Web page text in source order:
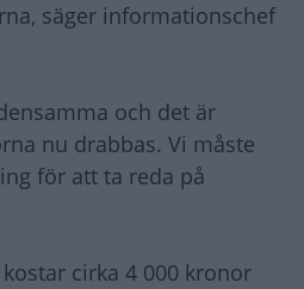
säger informationschef
och det är
nu drabbas. Vi måste
för att ta reda på
cirka 4 000 kronor